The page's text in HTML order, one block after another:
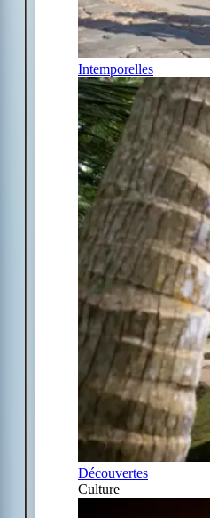
Intemporelles
Découvertes
Culture